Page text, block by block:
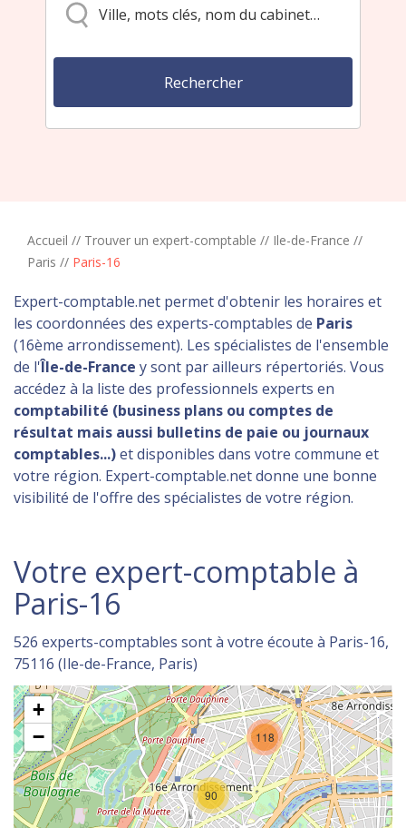
Accueil // Trouver un expert-comptable // Ile-de-France //
Paris // Paris-16
Expert-comptable.net permet d'obtenir les horaires et
les coordonnées des experts-comptables de Paris
(16ème arrondissement). Les spécialistes de l'ensemble
de l'Île-de-France y sont par ailleurs répertoriés. Vous
accédez à la liste des professionnels experts en
comptabilité (business plans ou comptes de
résultat mais aussi bulletins de paie ou journaux
comptables...)et disponibles dans votre commune et
votre région. Expert-comptable.net donne une bonne
visibilité de l'offre des spécialistes de votre région.
Votre expert-comptable à
Paris-16
526 experts-comptables sont à votre écoute à Paris-16,
75116 (Ile-de-France, Paris)
90
118
+
−